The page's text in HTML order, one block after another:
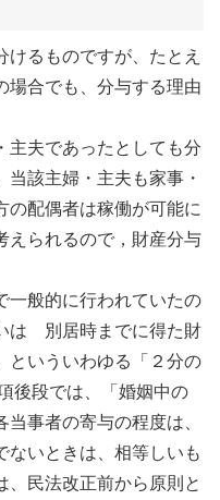
るものですが、たとえ
場合でも、分与する理由
主夫であったとしても分
該主婦・主夫も家事・
の配偶者は稼働が可能に
えられるので，財産分与
一般的に行われていたの
は 別居時までに得た財
といういわゆる「２分の
後段では、「婚姻中の
事者の寄与の程度は、
ないときは、相等しいも
、民法改正前から原則と